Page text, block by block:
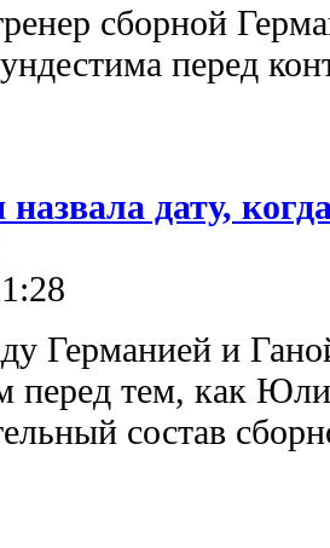
сборной
перед
дату,
Германией и
перед тем, как
состав